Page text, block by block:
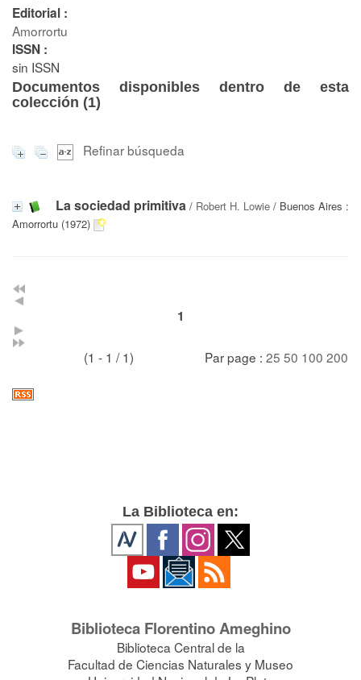
Editorial :
Amorrortu
ISSN :
sin ISSN
Documentos disponibles dentro de esta
colección (1)
Refinar búsqueda
La sociedad primitiva / Robert H. Lowie / Buenos Aires :
Amorrortu (1972)
1
(1 - 1 / 1) Par page : 25 50 100 200
La Biblioteca en:
Biblioteca Florentino Ameghino
Biblioteca Central de la
Facultad de Ciencias Naturales y Museo